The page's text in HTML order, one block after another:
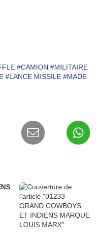
#CAMION #MILITAIRE
#LANCE MISSILE #MADE